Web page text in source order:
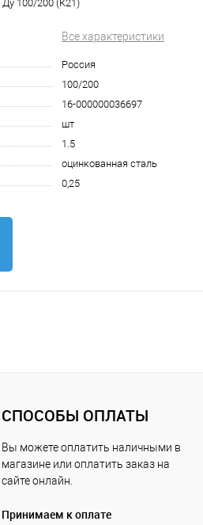
100/200 (К21)
Все характеристики
Россия
100/200
16-000000036697
шт
1.5
оцинкованная сталь
0,25
СПОСОБЫ ОПЛАТЫ
Вы можете оплатить наличными в
магазине или оплатить заказ на
сайте онлайн.
Принимаем к оплате